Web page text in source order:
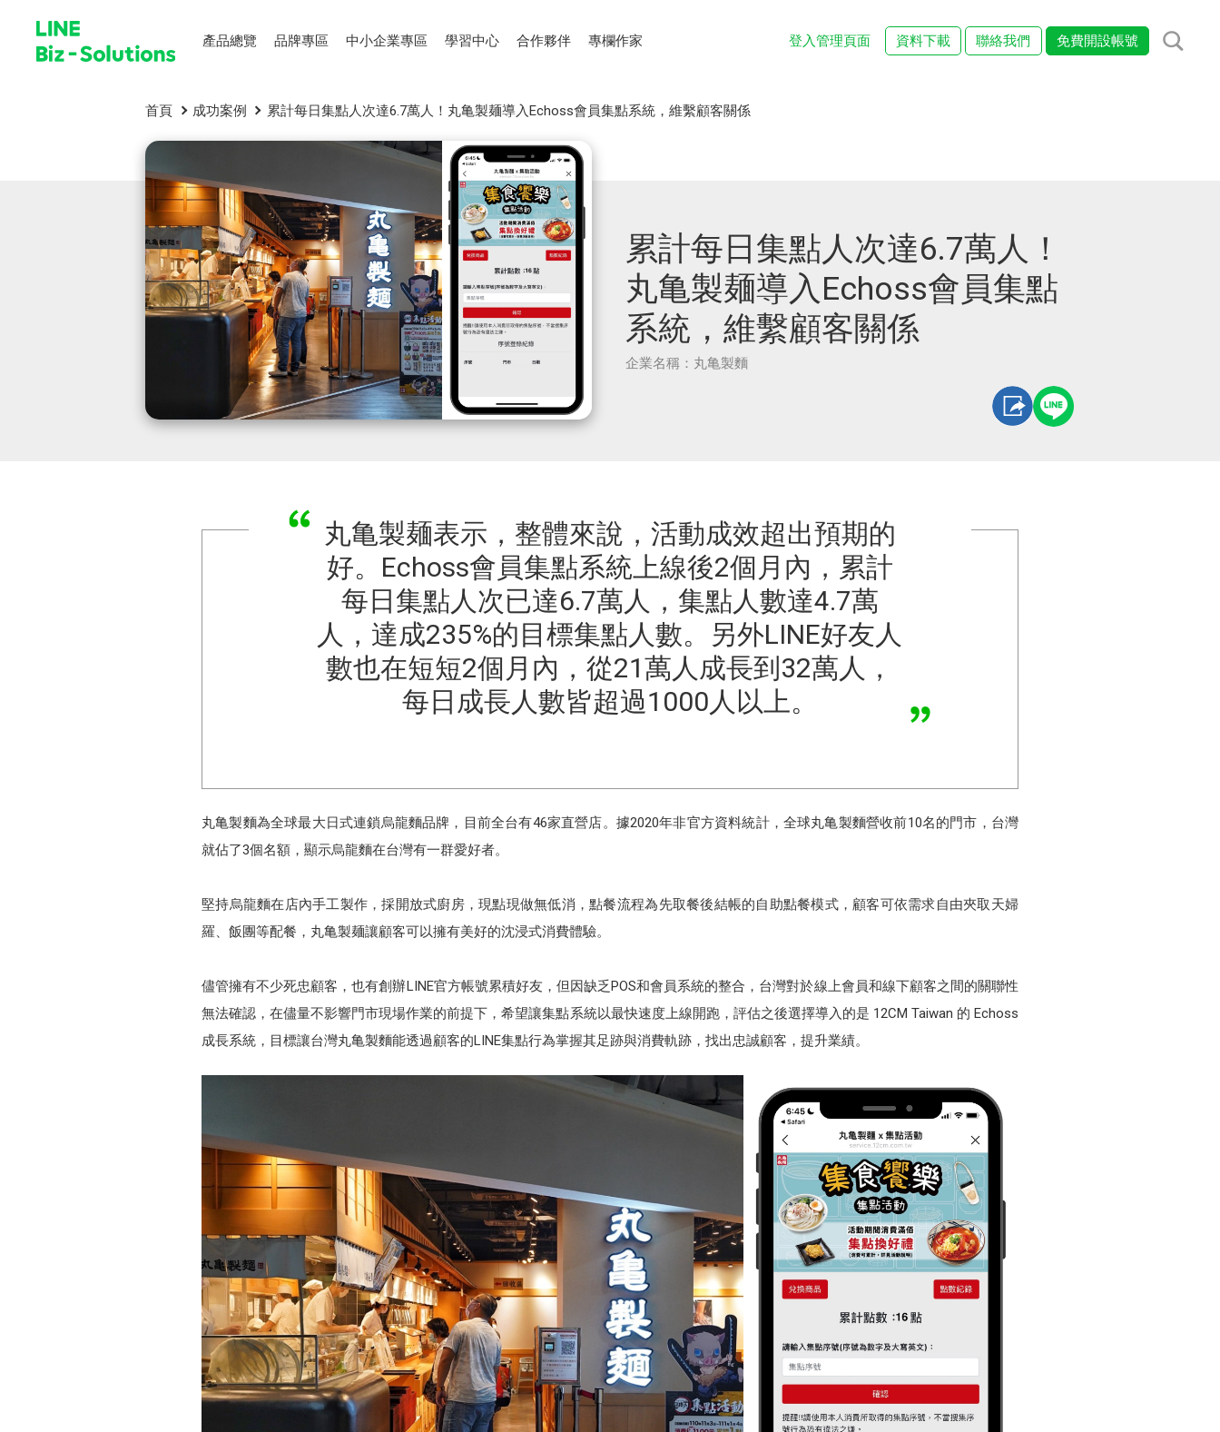
產品總覽 品牌專區 中小企業專區 學習中心 合作夥伴 專欄作家 登入管理頁面 資料下載 聯絡我們 免費開設帳號
首頁 成功案例 累計每日集點人次達6.7萬人！丸亀製麺導入Echoss會員集點系統，維繫顧客關係
累計每日集點人次達6.7萬人！
丸亀製麺導入Echoss會員集點
系統，維繫顧客關係
企業名稱：丸亀製麵
丸亀製麺表示，整體來說，活動成效超出預期的
好。Echoss會員集點系統上線後2個月內，累計
每日集點人次已達6.7萬人，集點人數達4.7萬
人，達成235%的目標集點人數。另外LINE好友人
數也在短短2個月內，從21萬人成長到32萬人，
每日成長人數皆超過1000人以上。
丸亀製麵為全球最大日式連鎖烏龍麵品牌，目前全台有46家直營店。據2020年非官方資料統計，全球丸亀製麵營收前10名的門市，台灣
就佔了3個名額，顯示烏龍麵在台灣有一群愛好者。
堅持烏龍麵在店內手工製作，採開放式廚房，現點現做無低消，點餐流程為先取餐後結帳的自助點餐模式，顧客可依需求自由夾取天婦
羅、飯團等配餐，丸亀製麺讓顧客可以擁有美好的沈浸式消費體驗。
儘管擁有不少死忠顧客，也有創辦LINE官方帳號累積好友，但因缺乏POS和會員系統的整合，台灣對於線上會員和線下顧客之間的關聯性
無法確認，在儘量不影響門市現場作業的前提下，希望讓集點系統以最快速度上線開跑，評估之後選擇導入的是 12CM Taiwan 的 Echoss
成長系統，目標讓台灣丸亀製麵能透過顧客的LINE集點行為掌握其足跡與消費軌跡，找出忠誠顧客，提升業績。